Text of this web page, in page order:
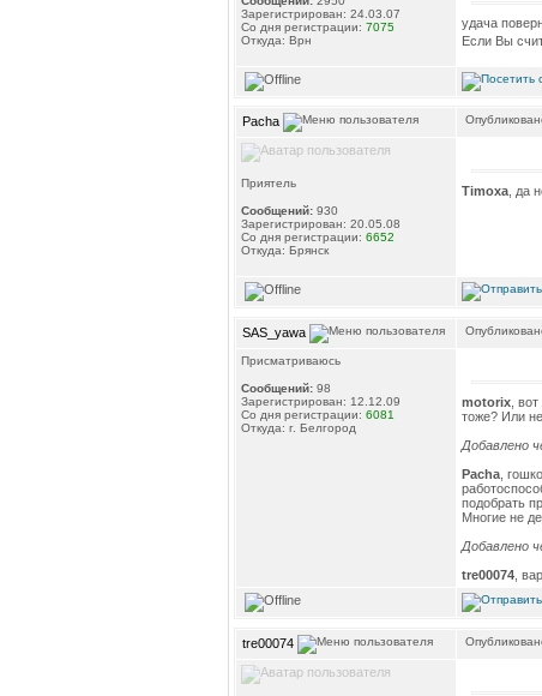
Зарегистрирован: 24.03.07
Со дня регистрации: 7075
Откуда: Врн
удача
Если Вы
Pacha
Приятель
Сообщений: 930
Зарегистрирован: 20.05.08
Со дня регистрации: 6652
Откуда: Брянск
Timoxa , да
SAS_yawa
Присматриваюсь
Сообщений: 98
Зарегистрирован: 12.12.09
Со дня регистрации: 6081
Откуда: г. Белгород
motorix ,
тоже? Или
Добавлено
Pacha ,
подобрать
Многие не
Добавлено
tre00074 ,
tre00074